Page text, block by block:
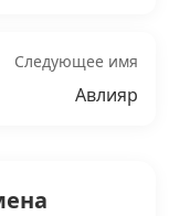
Следующее имя
Авлияр